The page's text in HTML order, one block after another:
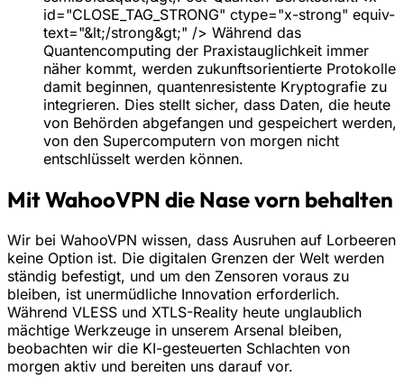
id="CLOSE_TAG_STRONG" ctype="x-strong" equiv-
text="&lt;/strong&gt;" /> Während das
Quantencomputing der Praxistauglichkeit immer
näher kommt, werden zukunftsorientierte Protokolle
damit beginnen, quantenresistente Kryptografie zu
integrieren. Dies stellt sicher, dass Daten, die heute
von Behörden abgefangen und gespeichert werden,
von den Supercomputern von morgen nicht
entschlüsselt werden können.
Mit WahooVPN die Nase vorn behalten
Wir bei WahooVPN wissen, dass Ausruhen auf Lorbeeren
keine Option ist. Die digitalen Grenzen der Welt werden
ständig befestigt, und um den Zensoren voraus zu
bleiben, ist unermüdliche Innovation erforderlich.
Während VLESS und XTLS-Reality heute unglaublich
mächtige Werkzeuge in unserem Arsenal bleiben,
beobachten wir die KI-gesteuerten Schlachten von
morgen aktiv und bereiten uns darauf vor.